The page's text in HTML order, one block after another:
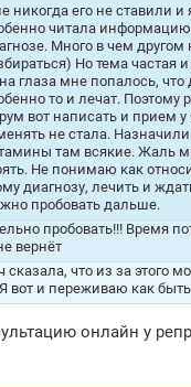
никогда его не ставили и
читала информацию
Много в чем другом
Но тема частая
глаза мне попалось, что
то и лечат. Поэтому
вот написать и прием у
не стала.
там всякие. Жаль
Не понимаю как
диагнозу, лечить и
пробовать дальше.
пробовать!!! Время
вернёт
сказала, что из за этого
Я вот и переживаю как
онлайн у